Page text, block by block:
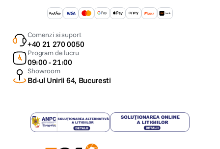
Comenzi si suport
+40 21 270 0050
Program de lucru
09:00 - 21:00
Showroom
Bd-ul Unirii 64, Bucuresti